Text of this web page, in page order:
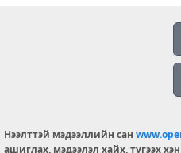
info@opendatalab.mn
Нээлттэй мэдээллийн сан
ашиглах, мэдээлэл хайх, түгээх